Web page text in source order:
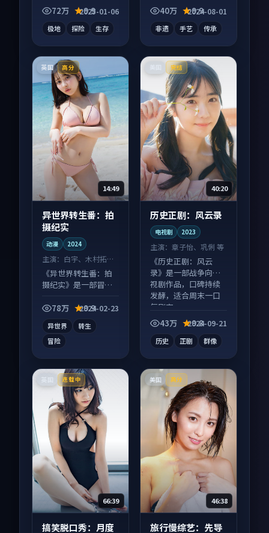
素齐全，观感爽快不
72万 9.9
2025-01-06
极地 探险 生存
论度高，适合配弹幕
40万 9.9
2024-08-01
非遗 手艺 传承
英国 高分
14:49
异世界转生番：拍
摄纪实
动漫 2024
主演： 白宇、木村拓哉
等
《异世界转生番：拍
摄纪实》是一部冒险
屏端观看，细节更丰
78万 9.9
2024-02-23
异世界
转生
冒险
完结
40:20
历史正剧：风云录
电视剧 2023
主演：章子怡、巩俐 等
《历史正剧：风云
录》是一部战争向电
视剧作品，口碑持续
发酵，适合周末一口
气刷完。
43万
9.8
2024-09-21
历史 正剧 群像
英国 连载中
66:39
搞笑脱口秀：月度
美国 高分
46:38
旅行慢综艺：先导